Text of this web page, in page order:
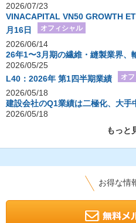
2026/07/23
VINACAPITAL VN50 GROWTH
月16日
オフィシャル
2026/06/14
26年1〜3月期の繊維・縫製業界、
2026/05/25
L40：2026年 第1四半期業績
オ
2026/05/18
建設会社のQ1業績は二極化、大手
2026/05/18
もっと
お得な情